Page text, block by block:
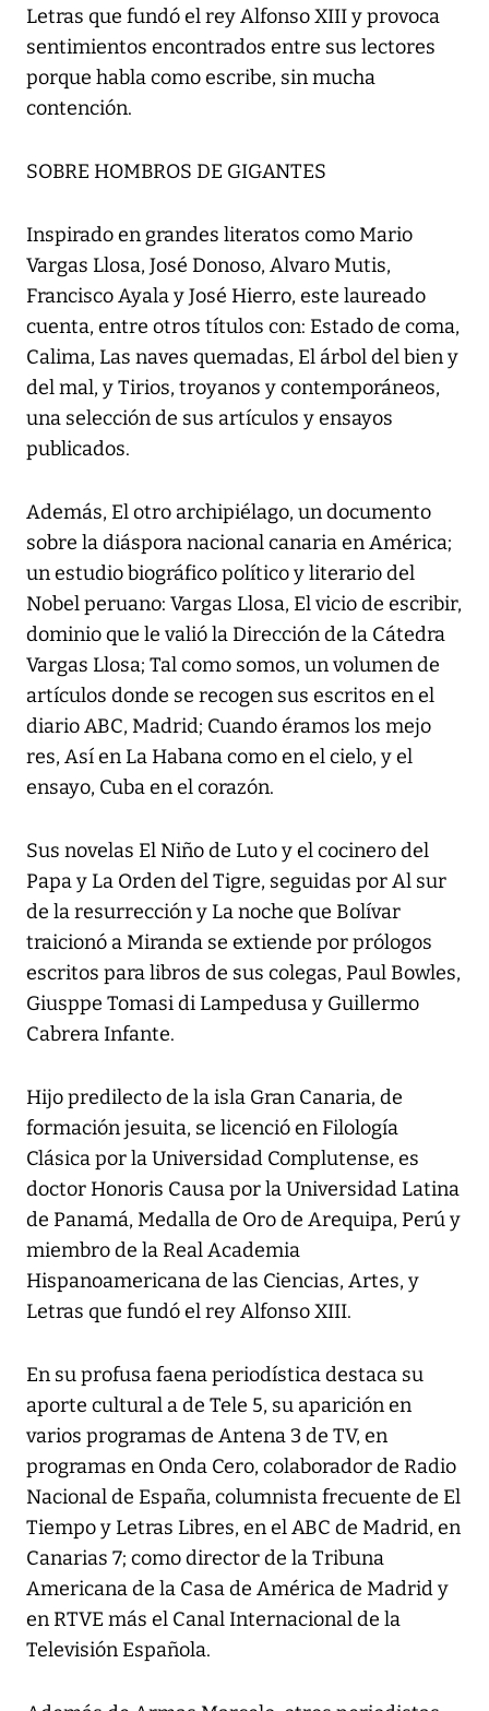
Letras que fundó el rey Alfonso XIII y provoca
sentimientos encontrados entre sus lectores
porque habla como escribe, sin mucha
contención.
SOBRE HOMBROS DE GIGANTES
Inspirado en grandes literatos como Mario
Vargas Llosa, José Donoso, Alvaro Mutis,
Francisco Ayala y José Hierro, este laureado
cuenta, entre otros títulos con: Estado de coma,
Calima, Las naves quemadas, El árbol del bien y
del mal, y Tirios, troyanos y contemporáneos,
una selección de sus artículos y ensayos
publicados.
Además, El otro archipiélago, un documento
sobre la diáspora nacional canaria en América;
un estudio biográfico político y literario del
Nobel peruano: Vargas Llosa, El vicio de escribir,
dominio que le valió la Dirección de la Cátedra
Vargas Llosa; Tal como somos, un volumen de
artículos donde se recogen sus escritos en el
diario ABC, Madrid; Cuando éramos los mejo
res, Así en La Habana como en el cielo, y el
ensayo, Cuba en el corazón.
Sus novelas El Niño de Luto y el cocinero del
Papa y La Orden del Tigre, seguidas por Al sur
de la resurrección y La noche que Bolívar
traicionó a Miranda se extiende por prólogos
escritos para libros de sus colegas, Paul Bowles,
Giusppe Tomasi di Lampedusa y Guillermo
Cabrera Infante.
Hijo predilecto de la isla Gran Canaria, de
formación jesuita, se licenció en Filología
Clásica por la Universidad Complutense, es
doctor Honoris Causa por la Universidad Latina
de Panamá, Medalla de Oro de Arequipa, Perú y
miembro de la Real Academia
Hispanoamericana de las Ciencias, Artes, y
Letras que fundó el rey Alfonso XIII.
En su profusa faena periodística destaca su
aporte cultural a de Tele 5, su aparición en
varios programas de Antena 3 de TV, en
programas en Onda Cero, colaborador de Radio
Nacional de España, columnista frecuente de El
Tiempo y Letras Libres, en el ABC de Madrid, en
Canarias 7; como director de la Tribuna
Americana de la Casa de América de Madrid y
en RTVE más el Canal Internacional de la
Televisión Española.